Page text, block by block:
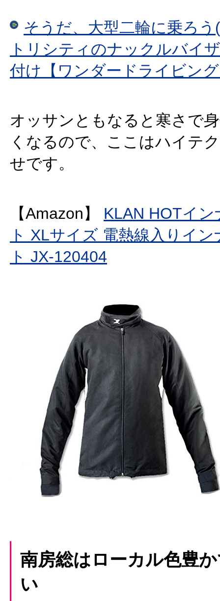
そうだ、大型二輪に乗ろ
トリシティのナックルバイ
付け【ワンダードライビン
オッサンともなると寒さで
くなるので、ここはハイテ
せです。
【Amazon】 KLAN HOTイ
ト XLサイズ 電熱線入りイ
ト JX-120404
南房総はローカル色豊
い